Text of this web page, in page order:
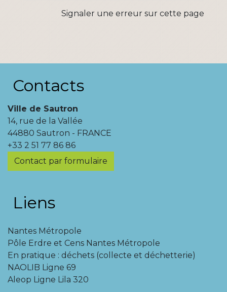
Signaler une erreur sur cette page
Contacts
Ville de Sautron
14, rue de la Vallée
44880 Sautron - FRANCE
+33 2 51 77 86 86
Contact par formulaire
Liens
Nantes Métropole
Pôle Erdre et Cens Nantes Métropole
En pratique : déchets (collecte et déchetterie)
NAOLIB Ligne 69
Aleop Ligne Lila 320